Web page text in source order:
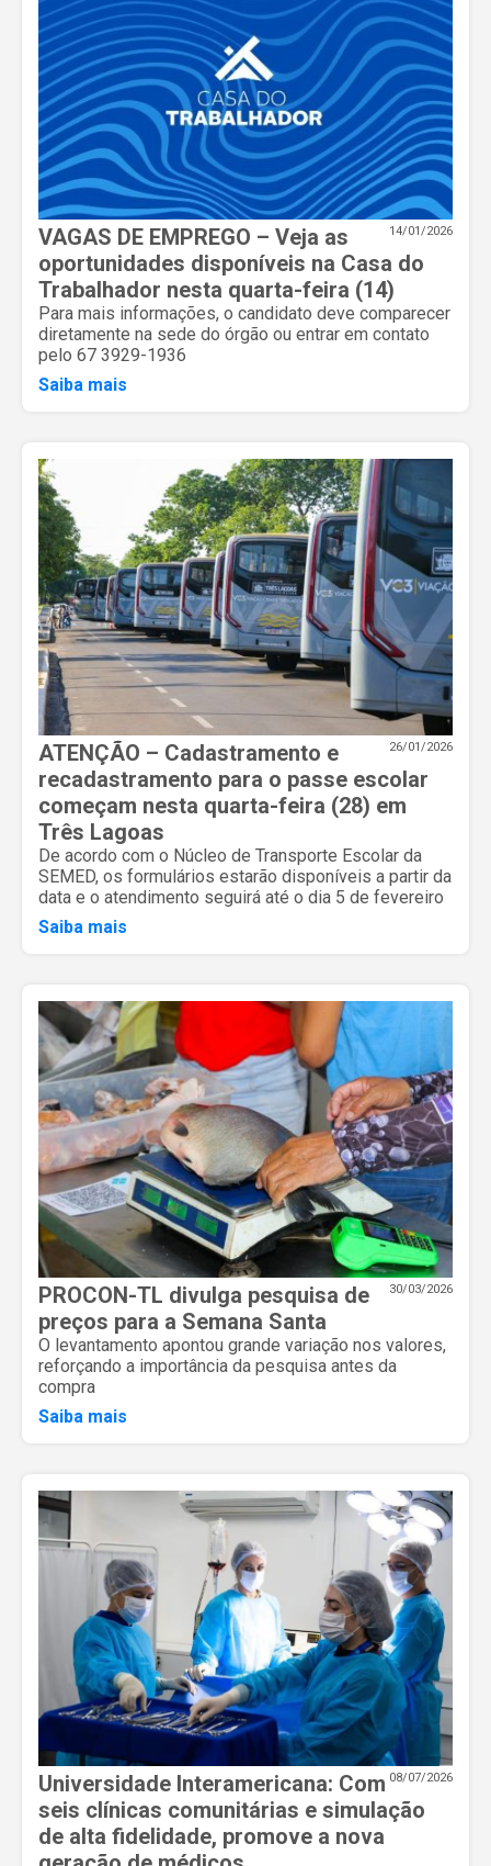
14/01/2026
VAGAS DE EMPREGO – Veja as
oportunidades disponíveis na Casa do
Trabalhador nesta quarta-feira (14)
Para mais informações, o candidato deve comparecer
diretamente na sede do órgão ou entrar em contato
pelo 67 3929-1936
Saiba mais
26/01/2026
ATENÇÃO – Cadastramento e
recadastramento para o passe escolar
começam nesta quarta-feira (28) em
Três Lagoas
De acordo com o Núcleo de Transporte Escolar da
SEMED, os formulários estarão disponíveis a partir da
data e o atendimento seguirá até o dia 5 de fevereiro
Saiba mais
30/03/2026
PROCON-TL divulga pesquisa de
preços para a Semana Santa
O levantamento apontou grande variação nos valores,
reforçando a importância da pesquisa antes da
compra
Saiba mais
08/07/2026
Universidade Interamericana: Com
seis clínicas comunitárias e simulação
de alta fidelidade, promove a nova